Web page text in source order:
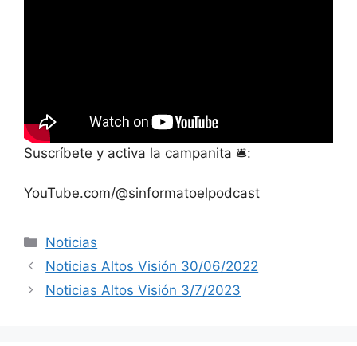
Suscríbete y activa la campanita 🛎️:
YouTube.com/@sinformatoelpodcast
Noticias
Noticias Altos Visión 30/06/2022
Noticias Altos Visión 3/7/2023